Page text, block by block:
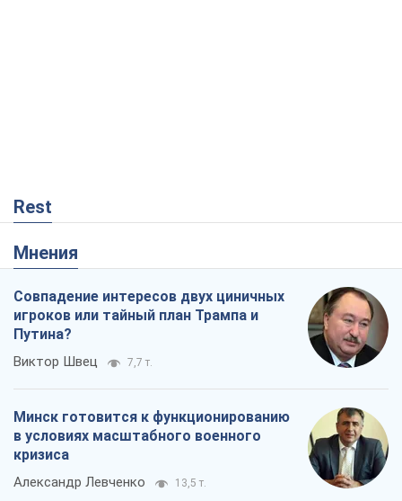
Rest
Мнения
Совпадение интересов двух циничных
игроков или тайный план Трампа и
Путина?
Виктор Швец 7,7 т.
Минск готовится к функционированию
в условиях масштабного военного
кризиса
Александр Левченко 13,5 т.